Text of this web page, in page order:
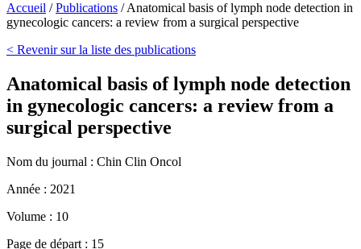
Accueil /Publications /Anatomical basis of lymph node detection in
gynecologic cancers: a review from a surgical perspective
< Revenir sur la liste des publications
Anatomical basis of lymph node detection
in gynecologic cancers: a review from a
surgical perspective
Nom du journal : Chin Clin Oncol
Année : 2021
Volume : 10
Page de départ : 15